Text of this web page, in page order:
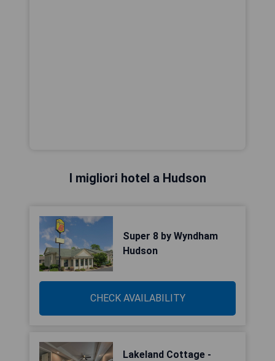
I migliori hotel a Hudson
Super 8 by Wyndham
Hudson
CHECK AVAILABILITY
Lakeland Cottage -